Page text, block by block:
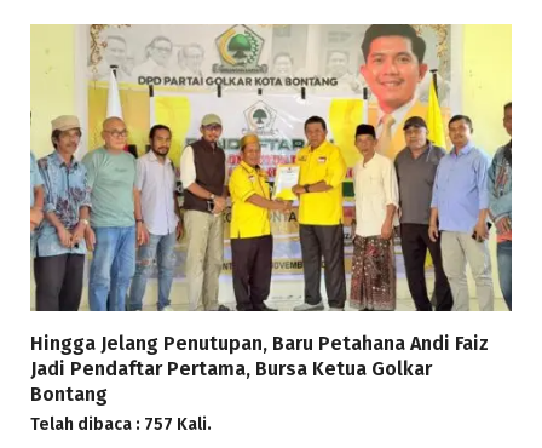
Hingga Jelang Penutupan, Baru Petahana Andi Faiz
Jadi Pendaftar Pertama, Bursa Ketua Golkar
Bontang
Telah dibaca : 757 Kali.